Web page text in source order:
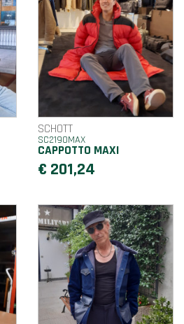
SCHOTT
SC2190MAX
CAPPOTTO MAXI
€ 201,24